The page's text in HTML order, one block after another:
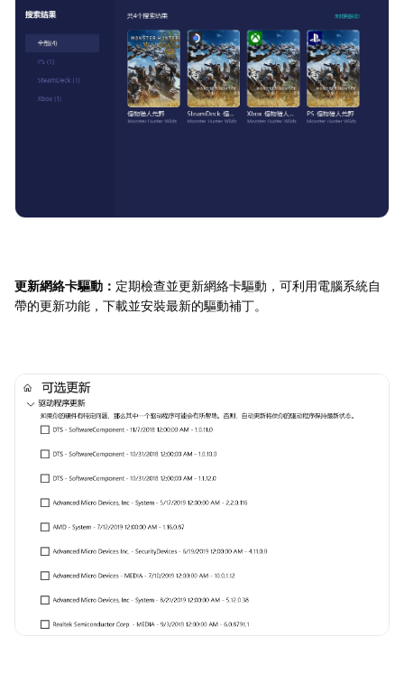
更新網絡卡驅動： 定期檢查並更新網絡卡驅動，可利用電腦系統自
帶的更新功能，下載並安裝最新的驅動補丁。